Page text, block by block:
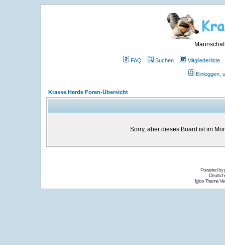
FAQ Suchen Mitgliederliste
Einloggen,
Krasse Herde Foren-Übersicht
Sorry, aber dieses Board ist im
Powered by
Igloo Theme